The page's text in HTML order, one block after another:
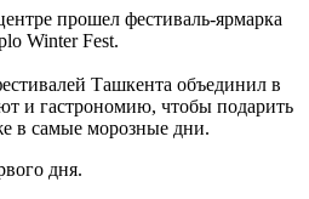
прошел фестиваль-ярмарка
Winter Fest.
Ташкента объединил в
и гастрономию, чтобы подарить
в самые морозные дни.
дня.